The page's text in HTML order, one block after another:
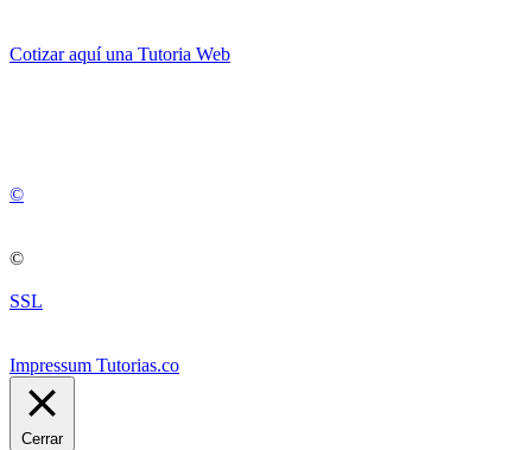
Cotizar aquí una Tutoria Web
©
©
SSL
Impressum Tutorias.co
Cerrar